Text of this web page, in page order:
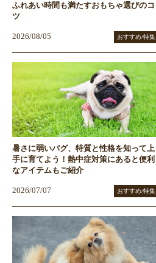
ふれあい時間も満たすおもちゃ選びのコ
ツ
2026/08/05 おすすめ/特集
暑さに弱いパグ、特質と性格を知って上
手に育てよう！熱中症対策にあると便利
なアイテムもご紹介
2026/07/07 おすすめ/特集